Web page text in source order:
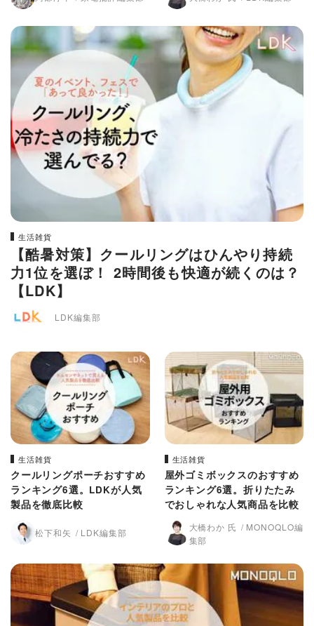
生活雑貨
【酷暑対策】クールリングはひんやり持続
力1位を選ぼ！ 2時間後も快適が続くのは？
【LDK】
LDK編集部
生活雑貨
クールリングポーチおすすめ
ランキング6選。LDKが人気
製品を徹底比較
松下和矢 LDK編集部
生活雑貨
屋外ゴミボックスのおすすめ
ランキング6選。折りたたみ
でおしゃれな人気商品を比較
大橋わか 氏
MONOQLO編
集部